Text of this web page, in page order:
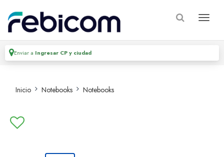
Enviar a Ingresar CP y ciudad
Inicio Notebooks Notebooks